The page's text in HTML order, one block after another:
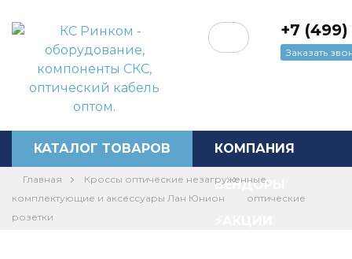
+7
Заказать
КАТАЛОГ ТОВАРОВ КОМПАНИЯ
ВЕНДОРЫ
Главная
Кроссы оптические незагруженные,
комплектующие и аксессуары Лан Юнион
оптические
розетки